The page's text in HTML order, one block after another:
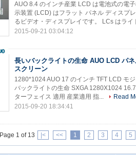
AUO 8.4 のインチ産業 LCD は電池式の電
示装置 (LCD) はフラット パネル ディスプ
るビデオ・ディスプレイです。 LCs はラ
2015-09-21 03:04:12
長いバックライトの生命 AUO LCD パ
スクリーン
1280*1024 AUO 17 のインチ TFT LCD モ
バックライトの生命 SXGA 1280X1024
ターフェイス 適用 産業適用 指...
Read
2015-09-20 18:34:41
Page 1 of 13 |< << 1 2 3 4 5